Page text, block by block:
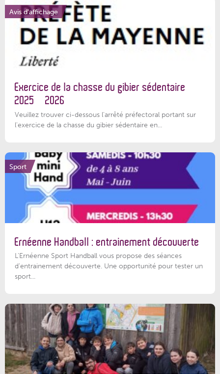
Avis d'affichage
Exercice de la chasse du gibier sédentaire
2025 – 2026
Veuillez trouver ci-dessous l'arrêté préfectoral portant sur
l'exercice de la chasse du gibier sédentaire en...
Sport
Ernéenne Handball : entrainement découverte
L'Ernéenne Sport Handball vous propose des séances
d'entrainement découverte. Une opportunité pour tester un
sport...